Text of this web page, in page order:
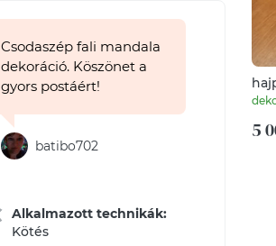
Csodaszép fali mandala
dekoráció. Köszönet a
gyors postáért!
batibo702
Alkalmazott technikák:
Kötés
5